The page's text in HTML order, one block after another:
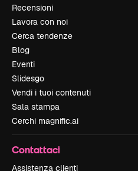
Recensioni
Lavora con noi
Cerca tendenze
Blog
Eventi
Slidesgo
Vendi i tuoi contenuti
Sala stampa
Cerchi magnific.ai
Contattaci
Assistenza clienti